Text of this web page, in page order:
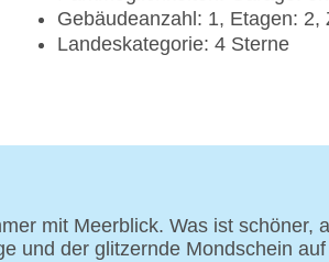
Gebäudeanzahl: 1, Etagen: 2,
Landeskategorie: 4 Sterne
mit Meerblick. Was ist
und der glitzernde Mondschein